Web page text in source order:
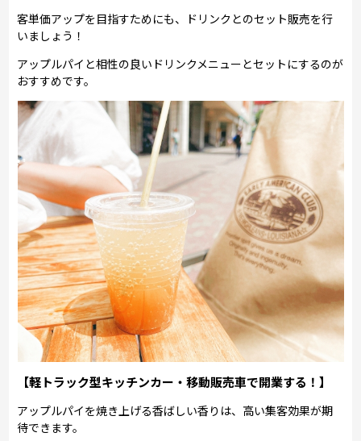
客単価アップを目指すためにも、ドリンクとのセット販売を行
いましょう！
アップルパイと相性の良いドリンクメニューとセットにするのが
おすすめです。
【軽トラック型キッチンカー・移動販売車で開業する！】
アップルパイを焼き上げる香ばしい香りは、高い集客効果が期
待できます。